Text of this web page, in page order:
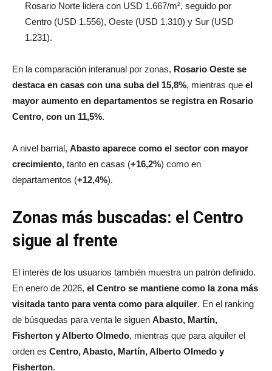
Departamentos:
Rosario Norte lidera con USD 1.667/m², seguido por
Centro (USD 1.556), Oeste (USD 1.310) y Sur (USD
En la comparación interanual por zonas,Rosario Oeste se
destaca en casas con una suba del 15,8%, mientras queel
mayor aumento en departamentos se registra en Rosario
A nivel barrial,Abasto aparece como el sector con mayor
crecimiento, tanto en casas (
Zonas más buscadas: el Centro
El interés de los usuarios también muestra un patrón definido.
En enero de 2026,el Centro se mantiene como la zona más
visitada tanto para venta como para alquiler. En el ranking
de búsquedas para venta le siguenAbasto, Martín,
Fisherton y Alberto Olmedo, mientras que para alquiler el
orden esCentro, Abasto, Martín, Alberto Olmedo y